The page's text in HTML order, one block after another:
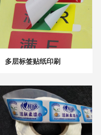
多层标签贴纸印刷